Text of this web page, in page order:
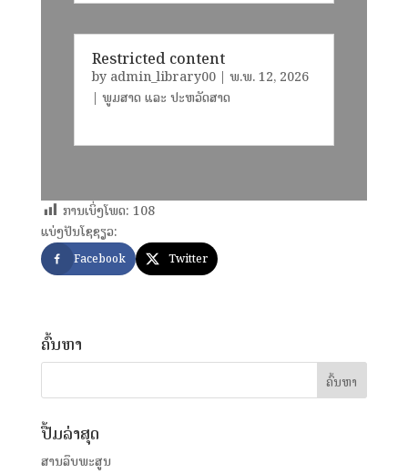
Restricted content
by admin_library00| ພ.ພ. 12, 2026
| ພູມສາດ ແລະ ປະຫວັດສາດ
ການເບິ່ງໂພດ: 108
ແບ່ງປັນໂຊຊຽວ:
Facebook Twitter
ຄົ້ນຫາ
ປື້ມລ່າສຸດ
ສານລຶບພະສູນ